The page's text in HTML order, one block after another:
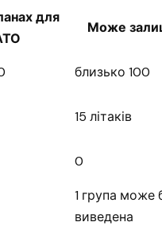
для
Може
близько 100
15 літаків
0
1 група може
виведена